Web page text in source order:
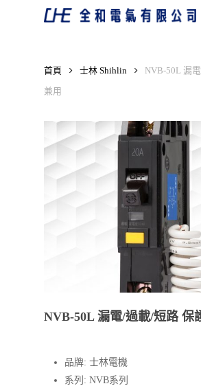
首頁 士林 Shihlin NVB-50L 漏
兼用
NVB-50L 漏電/過載/短路 保
品牌: 士林電機
系列: NVB系列